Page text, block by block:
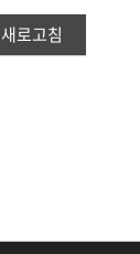
새로고침